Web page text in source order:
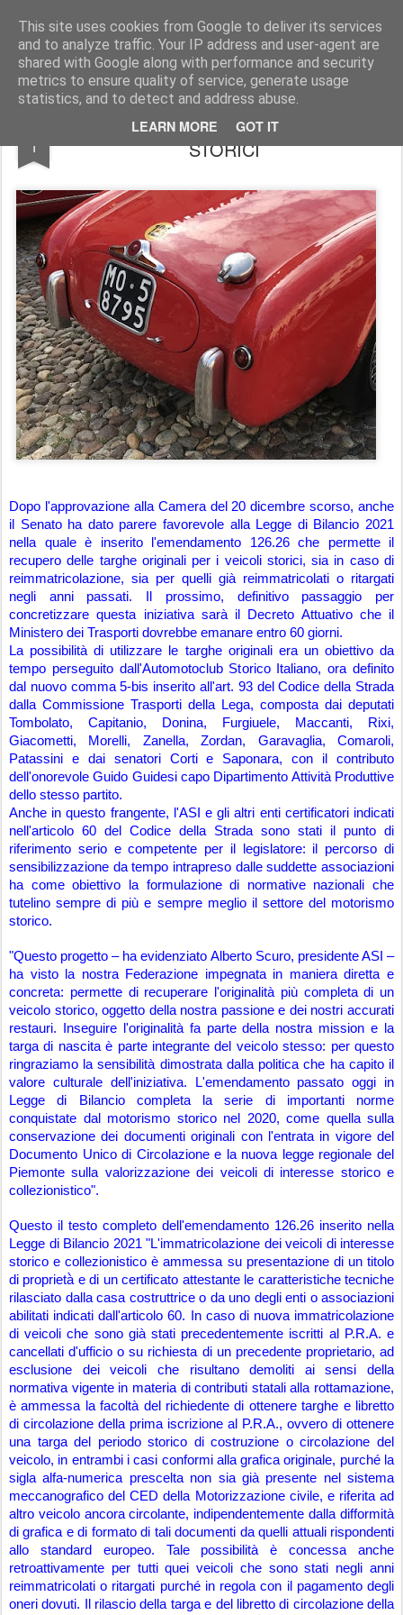
This site uses cookies from Google to deliver its services
and to analyze traffic. Your IP address and user-agent are
shared with Google along with performance and security
metrics to ensure quality of service, generate usage
statistics, and to detect and address abuse.
LEARN MORE GOT IT
AutoMotoCorse. Motorsport Random News 280912
1
TARGHE ORIGINALI PER I VEICOLI
STORICI
Dopo l'approvazione alla Camera del 20 dicembre scorso, anche
il Senato ha dato parere favorevole alla Legge di Bilancio 2021
nella quale è inserito l'emendamento 126.26 che permette il
recupero delle targhe originali per i veicoli storici, sia in caso di
reimmatricolazione, sia per quelli già reimmatricolati o ritargati
negli anni passati. Il prossimo, definitivo passaggio per
concretizzare questa iniziativa sarà il Decreto Attuativo che il
Ministero dei Trasporti dovrebbe emanare entro 60 giorni.
La possibilità di utilizzare le targhe originali era un obiettivo da
tempo perseguito dall'Automotoclub Storico Italiano, ora definito
dal nuovo comma 5-bis inserito all'art. 93 del Codice della Strada
dalla Commissione Trasporti della Lega, composta dai deputati
Tombolato, Capitanio, Donina, Furgiuele, Maccanti, Rixi,
Giacometti, Morelli, Zanella, Zordan, Garavaglia, Comaroli,
Patassini e dai senatori Corti e Saponara, con il contributo
dell'onorevole Guido Guidesi capo Dipartimento Attività Produttive
dello stesso partito.
Anche in questo frangente, l'ASI e gli altri enti certificatori indicati
nell'articolo 60 del Codice della Strada sono stati il punto di
riferimento serio e competente per il legislatore: il percorso di
sensibilizzazione da tempo intrapreso dalle suddette associazioni
ha come obiettivo la formulazione di normative nazionali che
tutelino sempre di più e sempre meglio il settore del motorismo
storico.
"Questo progetto – ha evidenziato Alberto Scuro, presidente ASI –
ha visto la nostra Federazione impegnata in maniera diretta e
concreta: permette di recuperare l'originalità più completa di un
veicolo storico, oggetto della nostra passione e dei nostri accurati
restauri. Inseguire l'originalità fa parte della nostra mission e la
targa di nascita è parte integrante del veicolo stesso: per questo
ringraziamo la sensibilità dimostrata dalla politica che ha capito il
valore culturale dell'iniziativa. L'emendamento passato oggi in
Legge di Bilancio completa la serie di importanti norme
conquistate dal motorismo storico nel 2020, come quella sulla
conservazione dei documenti originali con l'entrata in vigore del
Documento Unico di Circolazione e la nuova legge regionale del
Piemonte sulla valorizzazione dei veicoli di interesse storico e
collezionistico".
Questo il testo completo dell'emendamento 126.26 inserito nella
Legge di Bilancio 2021 "L'immatricolazione dei veicoli di interesse
storico e collezionistico è ammessa su presentazione di un titolo
di proprietà̀ e di un certificato attestante le caratteristiche tecniche
rilasciato dalla casa costruttrice o da uno degli enti o associazioni
abilitati indicati dall'articolo 60. In caso di nuova immatricolazione
di veicoli che sono già stati precedentemente iscritti al P.R.A. e
cancellati d'ufficio o su richiesta di un precedente proprietario, ad
esclusione dei veicoli che risultano demoliti ai sensi della
normativa vigente in materia di contributi statali alla rottamazione,
è ammessa la facoltà del richiedente di ottenere targhe e libretto
di circolazione della prima iscrizione al P.R.A., ovvero di ottenere
una targa del periodo storico di costruzione o circolazione del
veicolo, in entrambi i casi conformi alla grafica originale, purché la
sigla alfa-numerica prescelta non sia già presente nel sistema
meccanografico del CED della Motorizzazione civile, e riferita ad
altro veicolo ancora circolante, indipendentemente dalla difformità
di grafica e di formato di tali documenti da quelli attuali rispondenti
allo standard europeo. Tale possibilità è concessa anche
retroattivamente per tutti quei veicoli che sono stati negli anni
reimmatricolati o ritargati purché in regola con il pagamento degli
oneri dovuti. Il rilascio della targa e del libretto di circolazione della